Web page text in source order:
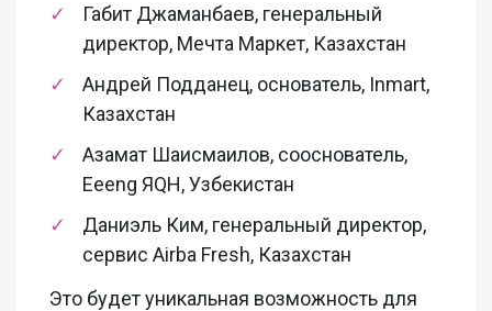
Габит Джаманбаев, генеральный
директор, Мечта Маркет, Казахстан
Андрей Подданец, основатель, Inmart,
Казахстан
Азамат Шаисмаилов, сооснователь,
Eeeng ЯQН, Узбекистан
Даниэль Ким, генеральный директор,
сервис Airba Fresh, Казахстан
Это будет уникальная возможность для